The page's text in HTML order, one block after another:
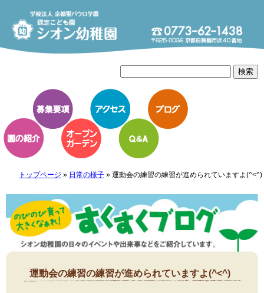
トップページ » 日常の様子» 運動会の練習の練習が進められていますよ(^<^)
運動会の練習の練習が進められていますよ(^<^)